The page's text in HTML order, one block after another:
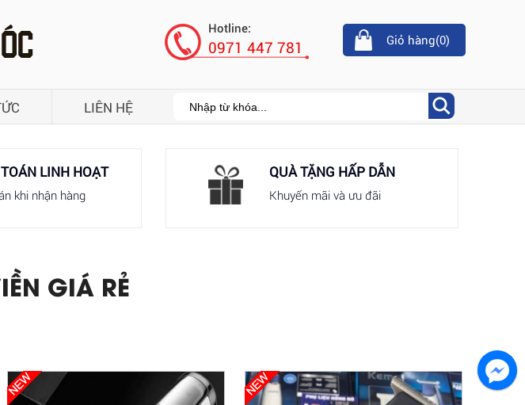
Hotline:
0971 447 781 Giỏ hàng(0)
LIÊN HỆ
LINH HOẠT
khi nhận hàng
QUÀ TẶNG HẤP DẪN
Khuyến mãi và ưu đãi
GIÁ RẺ